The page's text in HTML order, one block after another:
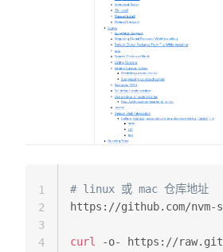
# linux 或 mac 仓库地址
https://github.com/nvm-
curl -o- https://
1
2
3
4